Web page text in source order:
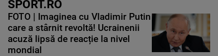
SPORT.RO
FOTO | Imaginea cu Vladimir Putin
care a stârnit revoltă! Ucrainenii
acuză lipsă de reacție la nivel
mondial